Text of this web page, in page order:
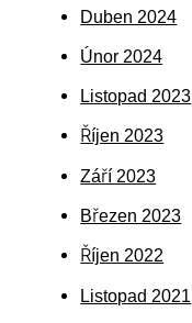
Duben 2024
Únor 2024
Listopad 2023
Říjen 2023
Září 2023
Březen 2023
Říjen 2022
Listopad 2021